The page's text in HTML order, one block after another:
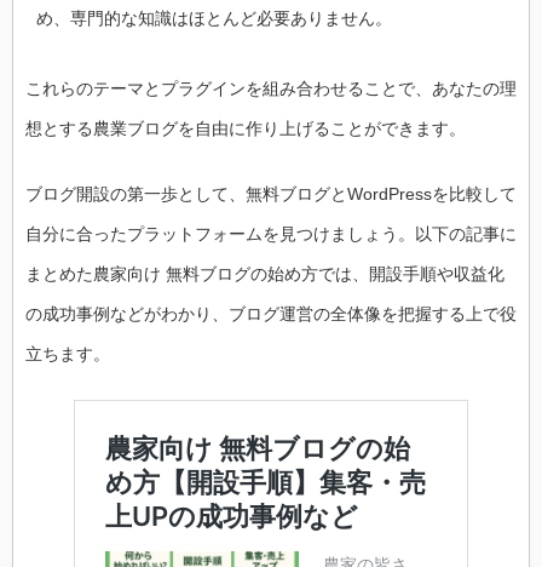
め、専門的な知識はほとんど必要ありません。
これらのテーマとプラグインを組み合わせることで、あなたの理
想とする農業ブログを自由に作り上げることができます。
ブログ開設の第一歩として、無料ブログとWordPressを比較して
自分に合ったプラットフォームを見つけましょう。以下の記事に
まとめた農家向け 無料ブログの始め方では、開設手順や収益化
の成功事例などがわかり、ブログ運営の全体像を把握する上で役
立ちます。